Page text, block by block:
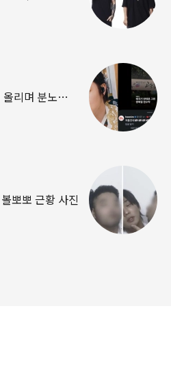
올리며 분노…
뽀뽀 근황 사진